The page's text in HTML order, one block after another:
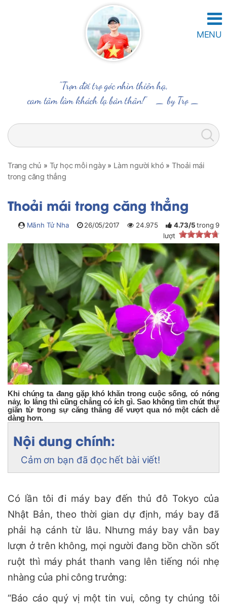
"Trọn đời trọ góc nhìn thiên hạ,
cam tâm làm khách lạ bản thân!" _by Trọ_
MENU
Trang chủ » Tự học mỗi ngày» Làm người khó » Thoải mái
trong căng thẳng
Thoải mái trong căng thẳng
Mãnh Tử Nha 26/05/2017 24.975 4.73/5 trong 9
lượt
Khi chúng ta đang gặp khó khăn trong cuộc sống, có nóng
nảy, lo lắng thì cũng chẳng có ích gì. Sao không tìm chút thư
giãn từ trong sự căng thẳng để vượt qua nó một cách dễ
dàng hơn.
Nội dung chính:
Cảm ơn bạn đã đọc hết bài viết!
Có lần tôi đi máy bay đến thủ đô Tokyo của
Nhật Bản, theo thời gian dự định, máy bay đã
phải hạ cánh từ lâu. Nhưng máy bay vẫn bay
lượn ở trên không, mọi người đang bồn chồn sốt
ruột thì máy phát thanh vang lên tiếng nói nhẹ
nhàng của phi công trưởng:
“Báo cáo quý vị một tin vui, công ty chúng tôi